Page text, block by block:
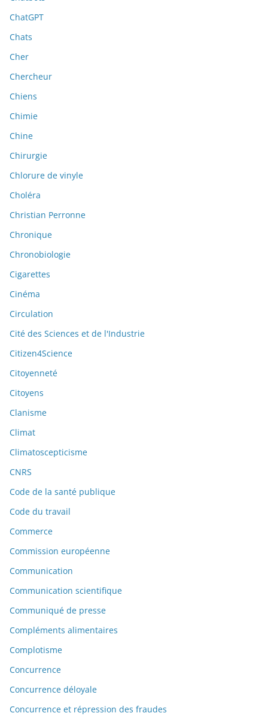
ChatGPT
Chats
Cher
Chercheur
Chiens
Chimie
Chine
Chirurgie
Chlorure de vinyle
Choléra
Christian Perronne
Chronique
Chronobiologie
Cigarettes
Cinéma
Circulation
Cité des Sciences et de l'Industrie
Citizen4Science
Citoyenneté
Citoyens
Clanisme
Climat
Climatoscepticisme
CNRS
Code de la santé publique
Code du travail
Commerce
Commission européenne
Communication
Communication scientifique
Communiqué de presse
Compléments alimentaires
Complotisme
Concurrence
Concurrence déloyale
Concurrence et répression des fraudes